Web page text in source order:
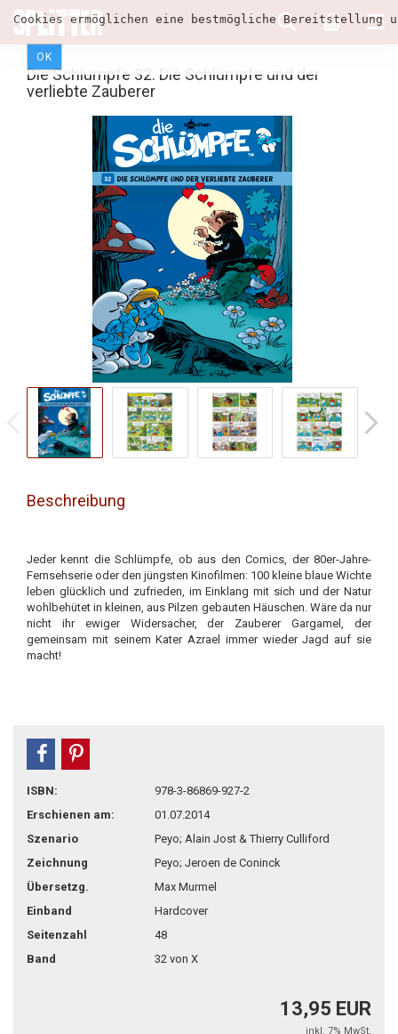
Cookies ermöglichen eine bestmögliche
OK
Die Schlümpfe 32: Die Schlümpfe und der
verliebte Zauberer
Beschreibung
Jeder kennt die Schlümpfe, ob aus den Comics, der 80er-Jahre-
Fernsehserie oder den jüngsten Kinofilmen: 100 kleine blaue Wichte
leben glücklich und zufrieden, im Einklang mit sich und der Natur
wohlbehütet in kleinen, aus Pilzen gebauten Häuschen. Wäre da nur
nicht ihr ewiger Widersacher, der Zauberer Gargamel, der
gemeinsam mit seinem Kater Azrael immer wieder Jagd auf sie
macht!
teilen
ISBN:
978-3-86869-927-2
Erschienen am:
01.07.2014
Szenario
Peyo; Alain Jost & Thierry Culliford
Zeichnung
Peyo; Jeroen de Coninck
Übersetzg.
Max Murmel
Einband
Hardcover
Seitenzahl
48
Band
32 von X
13,95 EUR
inkl. 7% MwSt.